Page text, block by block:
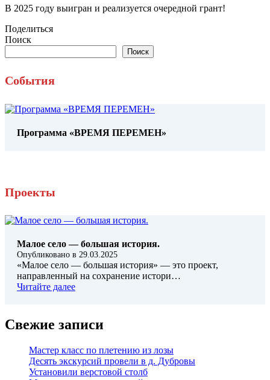
В 2025 году выигран и реализуется очередной грант!
Поделиться
Поиск
Поиск
События
Программа «ВРЕМЯ ПЕРЕМЕН»
Проекты
Малое село — большая история.
Опубликовано в 29.03.2025
«Малое село — большая история» — это проект,
направленный на сохранение истори…
Читайте далее
Свежие записи
Мастер класс по плетению из лозы
Десять экскурсий провели в д. Дубровы
Установили верстовой столб